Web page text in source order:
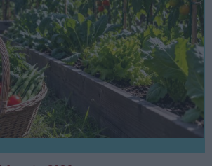
18 Luglio 2026 - 15 Agosto 2026